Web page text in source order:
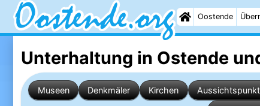
Oostende
Unterhaltung in Ostende
Museen Denkmäler Kirchen